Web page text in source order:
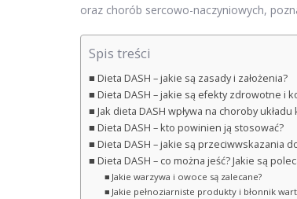
oraz chorób sercowo-naczyniowych,
Spis treści
Dieta DASH – jakie są zasady i założenia?
Dieta DASH – jakie są efekty zdrowotne i
Jak dieta DASH wpływa na choroby układu
Dieta DASH – kto powinien ją stosować?
Dieta DASH – jakie są przeciwwskazania
Dieta DASH – co można jeść? Jakie są
Jakie warzywa i owoce są zalecane?
Jakie pełnoziarniste produkty i błonnik